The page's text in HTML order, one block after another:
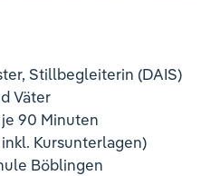
Stillbegleiterin (DAIS)
Väter
je 90 Minuten
Kursunterlagen)
Böblingen